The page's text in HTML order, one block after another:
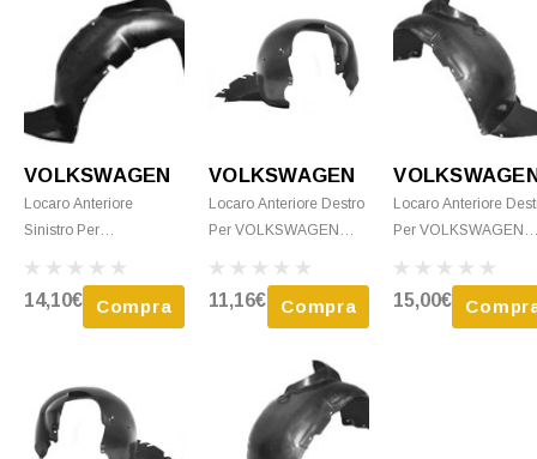
VOLKSWAGEN
Locaro Anteriore
Sinistro Per
2005 > 2009 Nuovo
14,10€ Compra
VOLKSWAGEN
Locaro Anteriore Destro
Per VOLKSWAGEN
11,16€ Compra
Locaro Anteriore
Per VOLKSWAGEN
15,00€